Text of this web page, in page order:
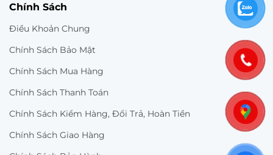
Chính Sách
Điều Khoản Chung
Chính Sách Bảo Mật
Chính Sách Mua Hàng
Chính Sách Thanh Toán
Chính Sách Kiểm Hàng, Đổi Trả, Hoàn Tiền
Chính Sách Giao Hàng